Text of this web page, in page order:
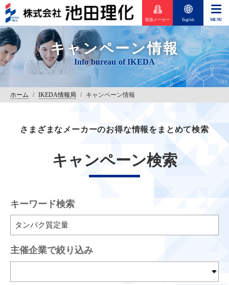
取扱メーカー English
キャンペーン情報
ホーム / IKEDA情報局 / キャンペーン情報
さまざまなメーカーのお得な情報をまとめて検索
キャンペーン検索
キーワード検索
主催企業で絞り込み